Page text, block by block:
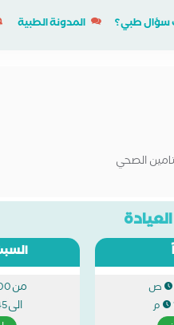
سؤال طبي؟ المدونة الطبية
الصحي
من
الى